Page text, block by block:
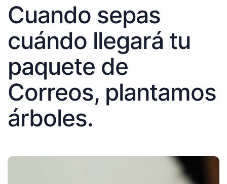
Cuando sepas
cuándo llegará tu
paquete de
Correos, plantamos
árboles.